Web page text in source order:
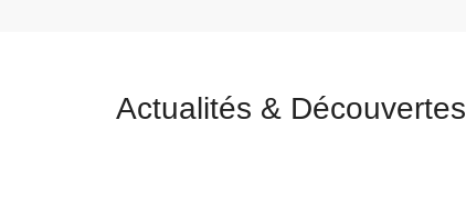
Actualités &Découvertes